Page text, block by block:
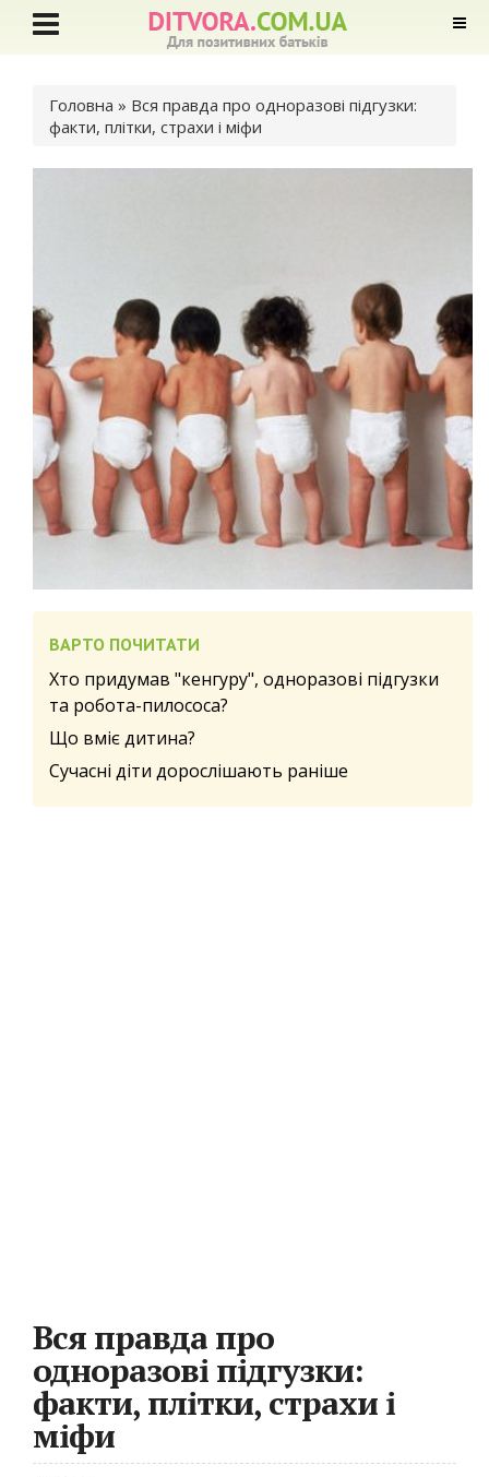
Ви є тут
Головна » Вся правда про одноразові підгузки:
факти, плітки, страхи і міфи
ВАРТО ПОЧИТАТИ
Хто придумав "кенгуру", одноразові підгузки
та робота-пилососа?
Що вміє дитина?
Сучасні діти дорослішають раніше
Вся правда про
одноразові підгузки:
факти, плітки, страхи і
міфи